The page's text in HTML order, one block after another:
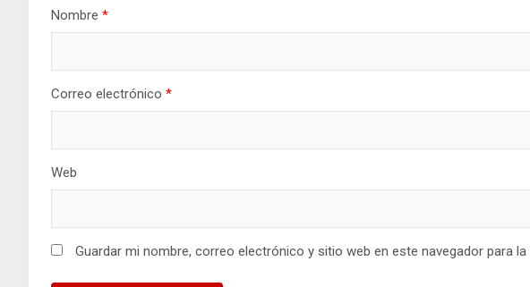
Nombre *
Correo electrónico *
Web
Guardar mi nombre, correo electrónico y sitio web en este navegador para